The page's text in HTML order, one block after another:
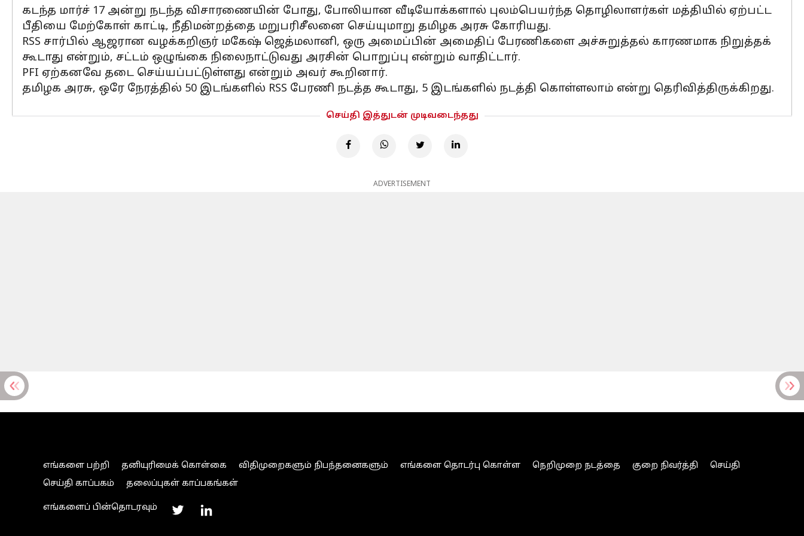
கடந்த மார்ச் 17 அன்று நடந்த விசாரணையின் போது, ​​போலியான வீடியோக்களால் புலம்பெயர்ந்த தொழிலாளர்கள் மத்தியில் ஏற்பட்ட
பீதியை மேற்கோள் காட்டி, நீதிமன்றத்தை மறுபரிசீலனை செய்யுமாறு தமிழக அரசு கோரியது.
RSS சார்பில் ஆஜரான வழக்கறிஞர் மகேஷ் ஜெத்மலானி, ஒரு அமைப்பின் அமைதிப் பேரணிகளை அச்சுறுத்தல் காரணமாக நிறுத்தக்
கூடாது என்றும், சட்டம் ஒழுங்கை நிலைநாட்டுவது அரசின் பொறுப்பு என்றும் வாதிட்டார்.
PFI ஏற்கனவே தடை செய்யப்பட்டுள்ளது என்றும் அவர் கூறினார்.
தமிழக அரசு, ஒரே நேரத்தில் 50 இடங்களில் RSS பேரணி நடத்த கூடாது, 5 இடங்களில் நடத்தி கொள்ளலாம் என்று தெரிவித்திருக்கிறது.
செய்தி இத்துடன் முடிவடைந்தது
ADVERTISEMENT
எங்களை பற்றி தனியுரிமைக் கொள்கை விதிமுறைகளும் நிபந்தனைகளும் எங்களை தொடர்பு கொள்ள நெறிமுறை நடத்தை குறை நிவர்த்தி
செய்தி
செய்தி காப்பகம்
தலைப்புகள் காப்பகங்கள்
எங்களைப் பின்தொடரவும்